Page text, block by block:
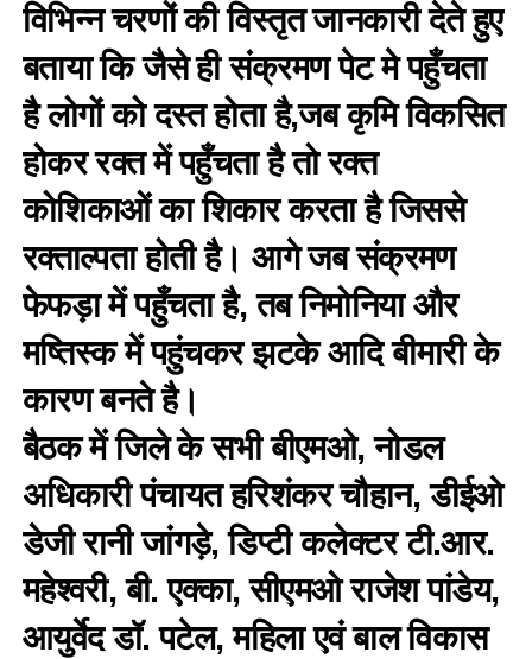
विभिन्न चरणों की विस्तृत जानकारी देते हुए
बताया कि जैसे ही संक्रमण पेट मे पहुँचता
है लोगों को दस्त होता है,जब कृमि विकसित
होकर रक्त में पहुँचता है तो रक्त
कोशिकाओं का शिकार करता है जिससे
रक्ताल्पता होती है। आगे जब संक्रमण
फेफड़ा में पहुँचता है, तब निमोनिया और
मष्तिस्क में पहुंचकर झटके आदि बीमारी के
कारण बनते है।
बैठक में जिले के सभी बीएमओ, नोडल
अधिकारी पंचायत हरिशंकर चौहान, डीईओ
डेजी रानी जांगड़े, डिप्टी कलेक्टर टी.आर.
महेश्वरी, बी. एक्का, सीएमओ राजेश पांडेय,
आयुर्वेद डॉ. पटेल, महिला एवं बाल विकास